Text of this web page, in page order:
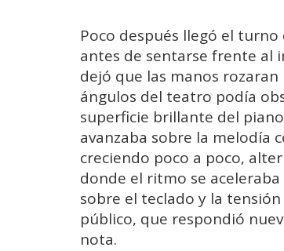
Poco después llegó el
antes de sentarse frente al
dejó que las manos
ángulos del teatro podía
superficie brillante del
avanzaba sobre la melodía
creciendo poco a poco,
donde el ritmo se
sobre el teclado y la
público, que respondió
nota.